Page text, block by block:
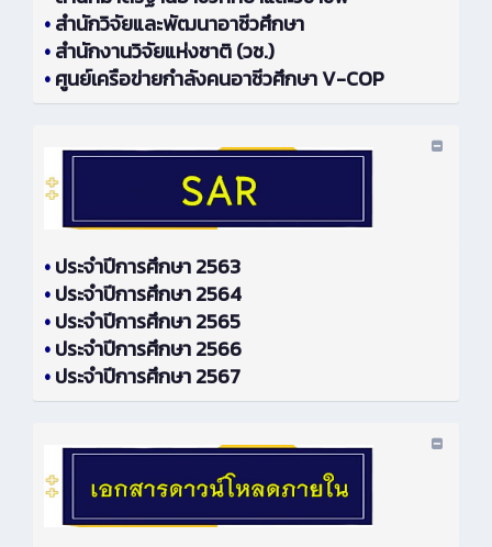
•สำนักวิจัยและพัฒนาอาชีวศึกษา
•สำนักงานวิจัยแห่งชาติ (วช.)
•ศูนย์เครือข่ายกำลังคนอาชีวศึกษา V-COP
•ประจำปีการศึกษา 2563
•ประจำปีการศึกษา 2564
•ประจำปีการศึกษา 2565
•ประจำปีการศึกษา 2566
•ประจำปีการศึกษา 2567